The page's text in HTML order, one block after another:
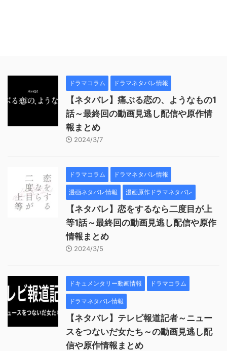
ドラマコラム ドラマネタバレ情報
【ネタバレ】痛ぶる恋の、ようなもの1
話～最終回の動画見逃し配信や原作情
報まとめ
2024/3/7
ドラマコラム ドラマネタバレ情報
漫画ネタバレ情報 漫画原作ドラマネタバレ
【ネタバレ】恋をするなら二度目が上
等1話～最終回の動画見逃し配信や原作
情報まとめ
2024/3/5
ドキュメンタリー動画情報 ドラマコラム
ドラマネタバレ情報
【ネタバレ】テレビ報道記者～ニュー
スをつないだ女たち～の動画見逃し配
信や原作情報まとめ